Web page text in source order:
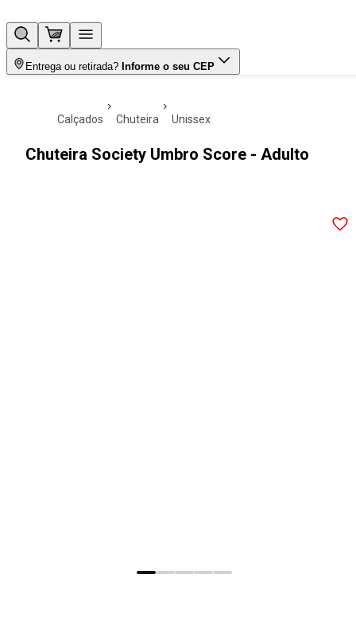
Entrega ou retirada? Informe o seu CEP
calçados chuteira unissex
Chuteira Society Umbro Score - Adulto